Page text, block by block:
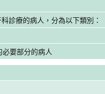
診療的病人，分為以下類別：
必要部分的病人